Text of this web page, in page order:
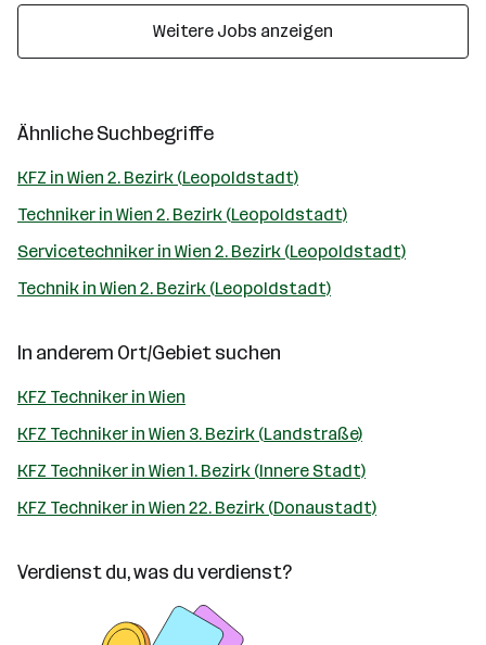
Weitere Jobs anzeigen
Ähnliche Suchbegriffe
KFZ in Wien 2. Bezirk (Leopoldstadt)
Techniker in Wien 2. Bezirk (Leopoldstadt)
Servicetechniker in Wien 2. Bezirk (Leopoldstadt)
Technik in Wien 2. Bezirk (Leopoldstadt)
In anderem Ort/Gebiet suchen
KFZ Techniker in Wien
KFZ Techniker in Wien 3. Bezirk (Landstraße)
KFZ Techniker in Wien 1. Bezirk (Innere Stadt)
KFZ Techniker in Wien 22. Bezirk (Donaustadt)
Verdienst du, was du verdienst?